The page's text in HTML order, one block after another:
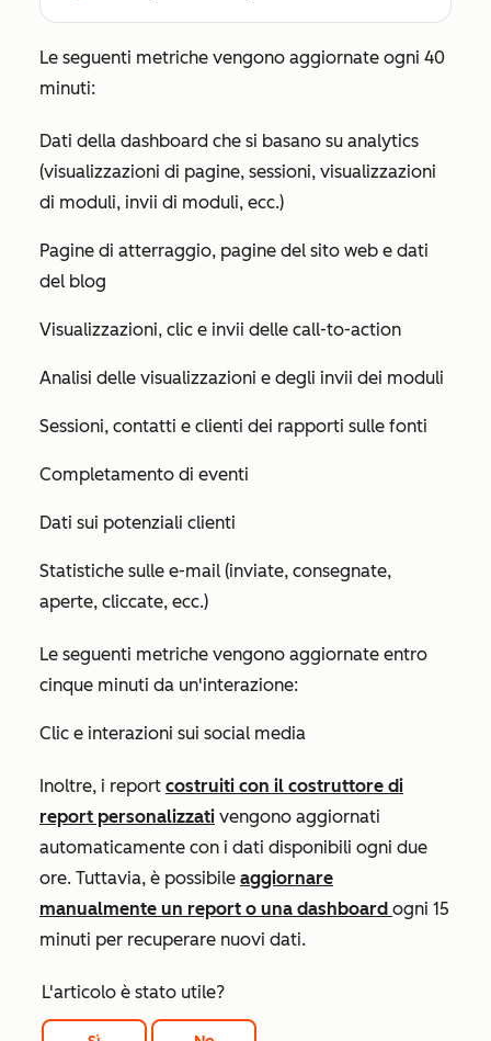
Le seguenti metriche vengono aggiornate ogni 40
minuti:
Dati della dashboard che si basano su analytics
(visualizzazioni di pagine, sessioni, visualizzazioni
di moduli, invii di moduli, ecc.)
Pagine di atterraggio, pagine del sito web e dati
del blog
Visualizzazioni, clic e invii delle call-to-action
Analisi delle visualizzazioni e degli invii dei moduli
Sessioni, contatti e clienti dei rapporti sulle fonti
Completamento di eventi
Dati sui potenziali clienti
Statistiche sulle e-mail (inviate, consegnate,
aperte, cliccate, ecc.)
Le seguenti metriche vengono aggiornate entro
cinque minuti da un'interazione:
Clic e interazioni sui social media
Inoltre, i report costruiti con il costruttore di
report personalizzati vengono aggiornati
automaticamente con i dati disponibili ogni due
ore. Tuttavia, è possibile aggiornare
manualmente un report o una dashboard ogni 15
minuti per recuperare nuovi dati.
L'articolo è stato utile?